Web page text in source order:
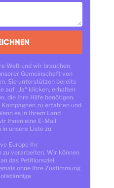
Welt und wir brauchen
Gemeinschaft von
Sie unterstützen bereits
auf „Ja“ klicken, erhalten
die Ihre Hilfe benötigen.
zu erfahren und
es in Ihrem Land
Ihnen eine E-Mail
unsere Liste zu
Europe Ihr
zu verarbeiten. Wir können
das Petitionsziel
ohne Ihre Zustimmung